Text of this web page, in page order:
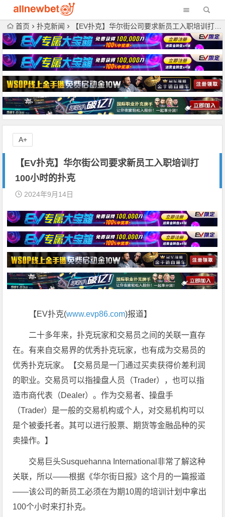
首页 扑克新闻 【EV扑克】华尔街公司要求新员工入职培训打100小时的扑克
【EV扑克】华尔街公司要求新员工入职培训打
100小时的扑克
2024年9月14日
【EV扑克(www.evp86.com)报道】
二十多年来，扑克玩家和交易员之间的关联一直存
在。有来自交易界的优秀扑克玩家，也有成为交易员的
优秀扑克玩家。【交易员是一门通过买卖获得价差利润
的职业。交易员可以指操盘人员（Trader），也可以指
造市商代表（Dealer）。作为交易者、操盘手
（Trader）是一般的交易机构或个人，对交易机构可以
是个被委托者。其可以进行股票、期货等金融品种的买
卖操作。】
交易巨头Susquehanna International非常了解这种
关联，所以——根据《华尔街日报》这个月的一篇报道
——该公司的新员工必须在为期10周的培训计划中拿出
100个小时来打扑克。
A+